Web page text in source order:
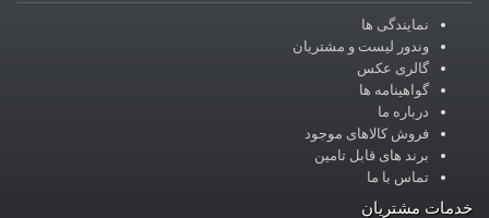
نمایندگی ها
وندور لیست و مشتریان
گالری عکس
گواهینامه ها
درباره ما
فروش کالاهای موجود
برند های قابل تامین
تماس با ما
خدمات مشتریان